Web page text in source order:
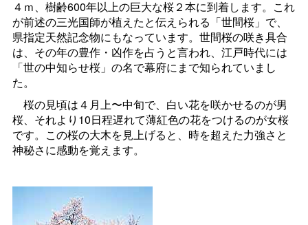
４ｍ、樹齢600年以上の巨大な桜２本に到着します。これ
が前述の三光国師が植えたと伝えられる「世間桜」で、
県指定天然記念物にもなっています。世間桜の咲き具合
は、その年の豊作・凶作を占うと言われ、江戸時代には
「世の中知らせ桜」の名で幕府にまで知られていまし
た。
桜の見頃は４月上〜中旬で、白い花を咲かせるのが男
桜、それより10日程遅れて薄紅色の花をつけるのが女桜
です。この桜の大木を見上げると、時を超えた力強さと
神秘さに感動を覚えます。